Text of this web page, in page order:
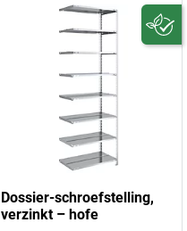
Dossier-schroefstelling,
verzinkt – hofe